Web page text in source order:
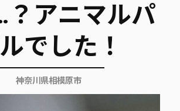
アニマルパ
でした！
神奈川県相模原市